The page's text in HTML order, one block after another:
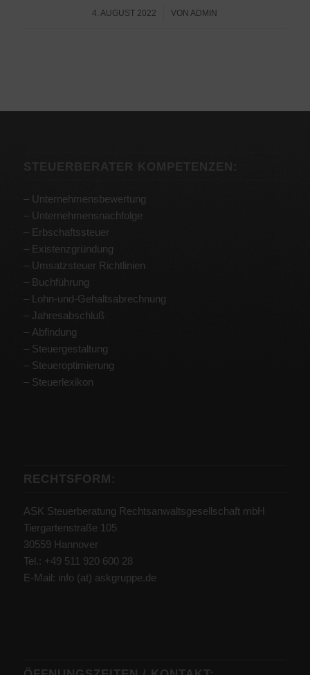
4. AUGUST 2022
/ VON ADMIN
STEUERBERATER KOMPETENZEN:
– Unternehmensbewertung
– Unternehmensnachfolge
– Erbschaftssteuer
– Existenzgründung
– Umsatzsteuer Richtlinien
– Buchführung
– Lohn-und-Gehaltsabrechnung
– Jahresabschluß
– Abfindung
– Steuergestaltung
– Steueroptimierung
– Steuerlexikon
RECHTSFORM:
ASK Steuerberatung Rechtsanwaltsgesellschaft mbH
Tiergartenstraße 105
30559 Hannover
Tel.: +49 511 920 600 28
E-Mail: info (at) askgruppe.de